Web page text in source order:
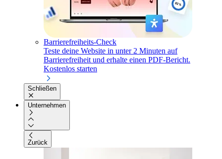
Barrierefreiheits-Check
Teste deine Website in unter 2 Minuten auf
Barrierefreiheit und erhalte einen PDF-Bericht.
Kostenlos starten
Schließen
Unternehmen
Zurück